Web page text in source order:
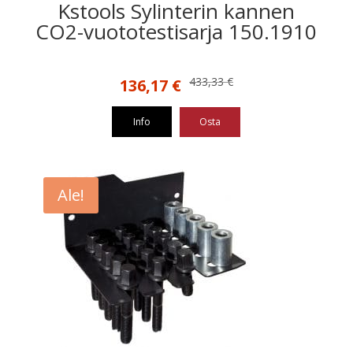
Kstools Sylinterin kannen
CO2-vuototestisarja 150.1910
433,33€
Alkuperäinen
433,33 €.
136,17 €Nykyinen
136,17 €.
Info Osta
Ale!